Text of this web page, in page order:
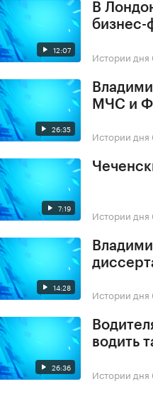
12:07
В
бизнес-
Истории дня
26:35
МЧС и
Истории дня
7:19 Истории дня
14:28 Истории дня
26:36
водить
Истории дня